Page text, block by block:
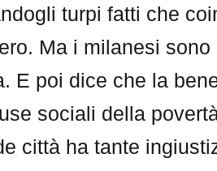
turpi fatti che
Ma i milanesi
E poi dice che la
sociali della
città ha tante